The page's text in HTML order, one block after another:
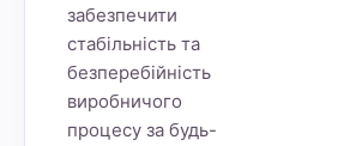
забезпечити
стабільність та
безперебійність
виробничого
процесу за будь-